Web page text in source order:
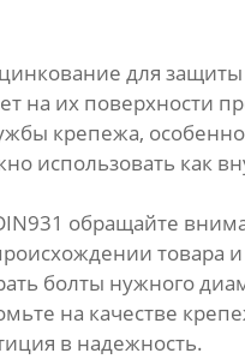
для
на их поверхности
крепежа,
как
обращайте
болты нужного
на качестве
в надежность.